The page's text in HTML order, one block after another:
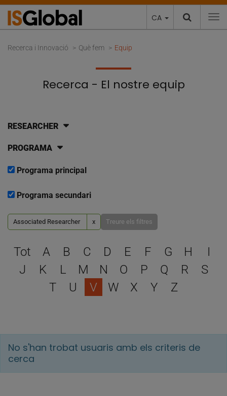
CA
Recerca i Innovació Què fem Equip
Recerca - El nostre equip
RESEARCHER
PROGRAMA
Programa principal
Programa secundari
Associated Researcher x Treure els filtres
Escull una lletra per filtrar
Tot A B C D E F G H
I
J
K L M N O P Q R
S
T
U V W X Y Z
No s'han trobat usuaris amb els criteris de
cerca